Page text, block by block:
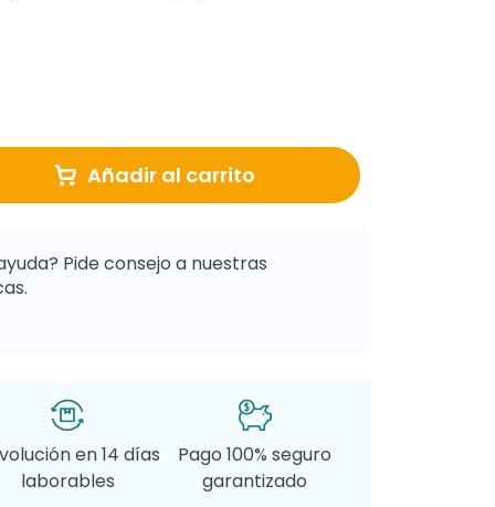
Añadir al carrito
Pide consejo a nuestras
en 14 días
laborables
Pago 100% seguro
garantizado